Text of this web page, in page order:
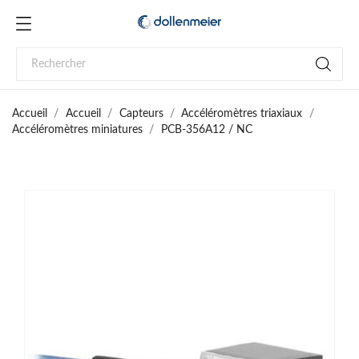
Accueil Accueil Capteurs
Accéléromètres triaxiaux
Accéléromètres miniatures
PCB-356A12 / NC